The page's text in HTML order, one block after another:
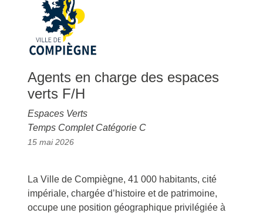
Agents en charge des espaces
verts F/H
Espaces Verts
Temps Complet Catégorie C
15 mai 2026
La Ville de Compiègne, 41 000 habitants, cité
impériale, chargée d’histoire et de patrimoine,
occupe une position géographique privilégiée à